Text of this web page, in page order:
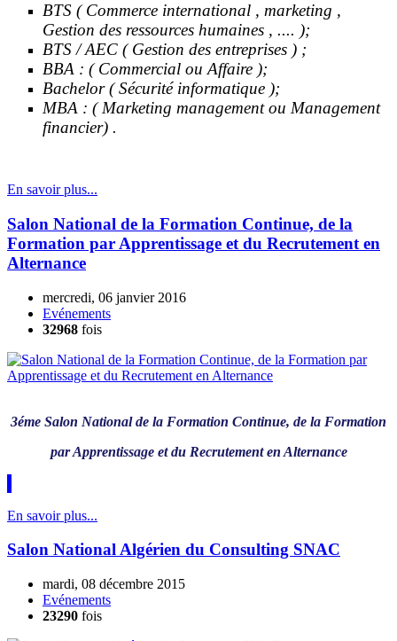
BTS ( Commerce international , marketing ,
Gestion des ressources humaines , .... );
BTS / AEC ( Gestion des entreprises ) ;
BBA : ( Commercial ou Affaire );
Bachelor ( Sécurité informatique );
MBA : ( Marketing management ou Management
financier) .
En savoir plus...
Salon National de la Formation Continue, de la
Formation par Apprentissage et du Recrutement en
Alternance
mercredi, 06 janvier 2016
Evénements
32968 fois
3éme Salon National de la Formation Continue, de la Formation
par Apprentissage et du Recrutement en Alternance
En savoir plus...
Salon National Algérien du Consulting SNAC
mardi, 08 décembre 2015
Evénements
23290 fois